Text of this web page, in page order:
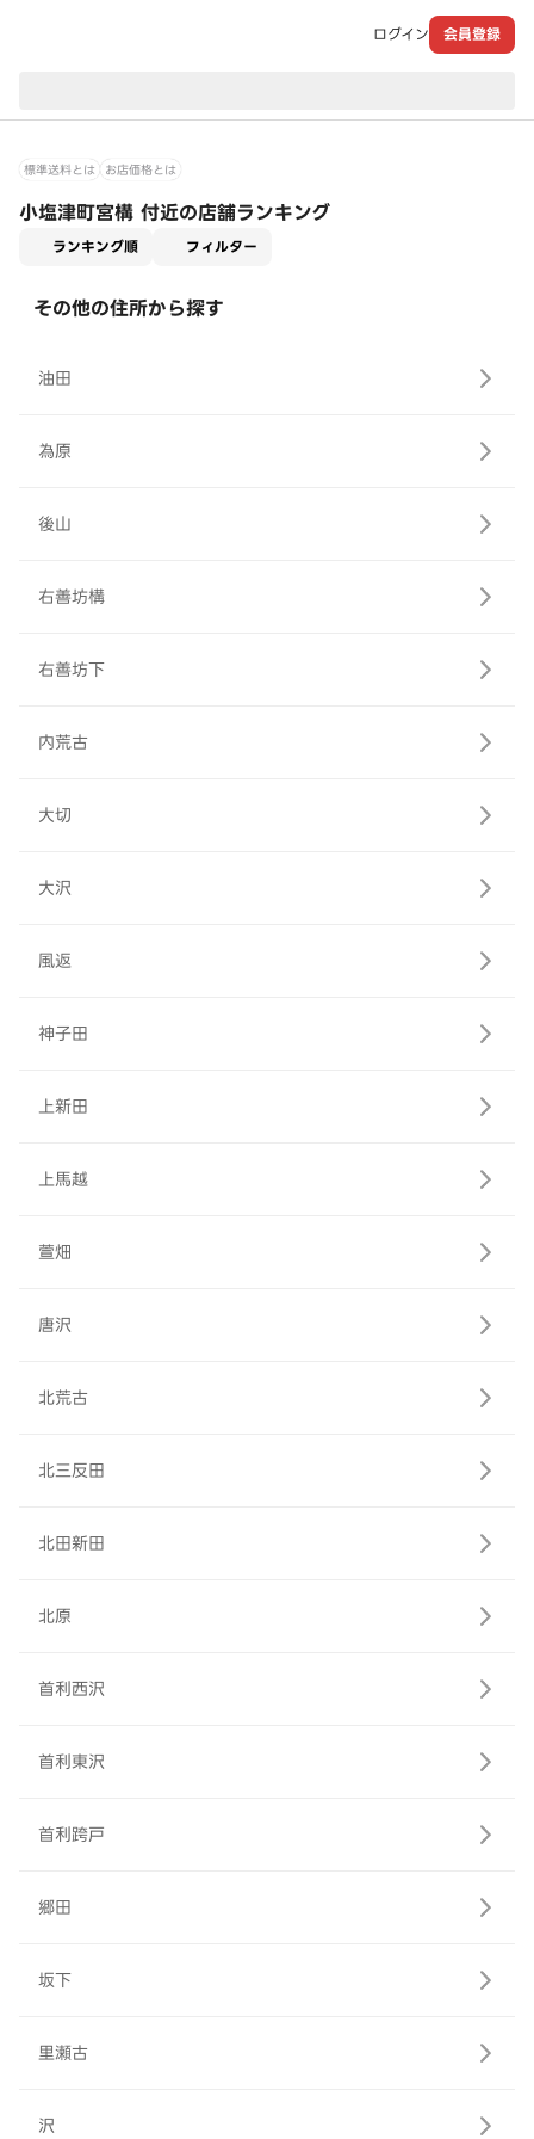
ログイン 会員登録
標準送料とは お店価格とは
小塩津町宮構 付近の店舗ランキング
ランキング順 フィルター
その他の住所から探す
油田
為原
後山
右善坊構
右善坊下
内荒古
大切
大沢
風返
神子田
上新田
上馬越
萱畑
唐沢
北荒古
北三反田
北田新田
北原
首利西沢
首利東沢
首利跨戸
郷田
坂下
里瀬古
沢